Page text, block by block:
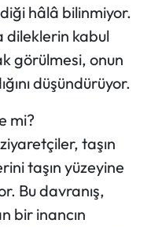
hâlâ bilinmiyor.
dileklerin kabul
görülmesi, onun
düşündürüyor.
mi?
taşın
taşın yüzeyine
Bu davranış,
bir inancın